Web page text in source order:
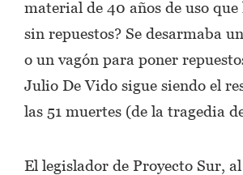
material de 40 años de uso que
sin repuestos? Se desarmaba
o un vagón para poner
Julio De Vido sigue siendo el
las 51 muertes (de la tragedia
El legislador de Proyecto Sur,